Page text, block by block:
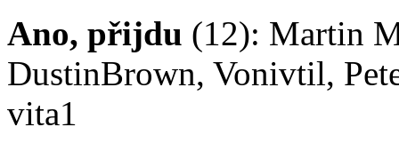
Ano, přijdu (12): Martin
DustinBrown, Vonivtil,
vita1